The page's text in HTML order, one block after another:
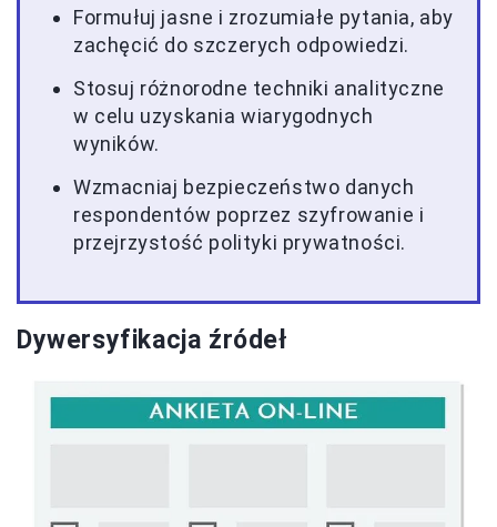
Formułuj jasne i zrozumiałe pytania, aby
zachęcić do szczerych odpowiedzi.
Stosuj różnorodne techniki analityczne
w celu uzyskania wiarygodnych
wyników.
Wzmacniaj bezpieczeństwo danych
respondentów poprzez szyfrowanie i
przejrzystość polityki prywatności.
Dywersyfikacja źródeł